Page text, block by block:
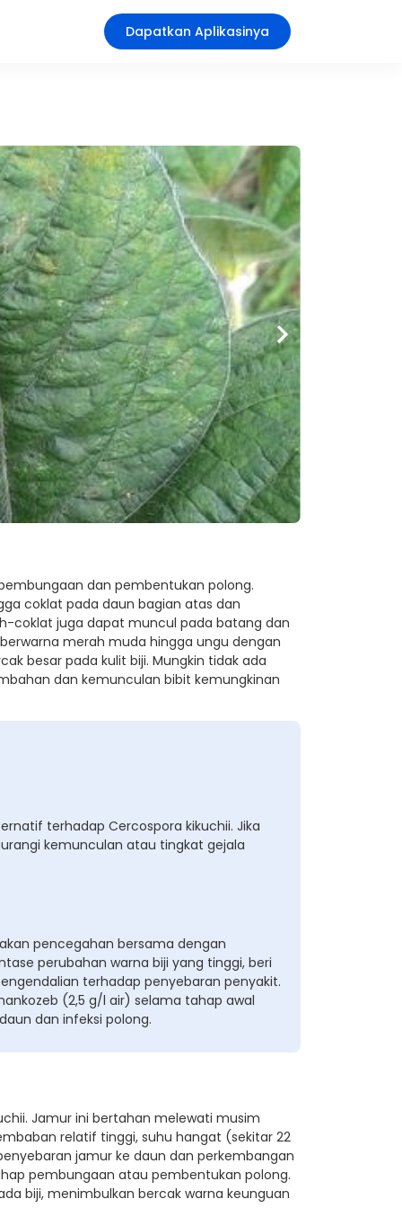
Dapatkan Aplikasinya
dan pembentukan polong.
coklat pada daun bagian atas dan
coklat juga dapat muncul pada batang dan
merah muda hingga ungu dengan
besar pada kulit biji. Mungkin tidak ada
dan kemunculan bibit kemungkinan
terhadap Cercospora kikuchii. Jika
kemunculan atau tingkat gejala
pencegahan bersama dengan
perubahan warna biji yang tinggi, beri
terhadap penyebaran penyakit.
(2,5 g/l air) selama tahap awal
dan infeksi polong.
Jamur ini bertahan melewati musim
relatif tinggi, suhu hangat (sekitar 22
jamur ke daun dan perkembangan
pembungaan atau pembentukan polong.
biji, menimbulkan bercak warna keunguan